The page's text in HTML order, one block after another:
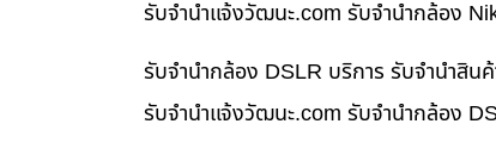
รับจํานําแจ้งวัฒนะ.com รับจำนำกล้อง
รับจำนำกล้อง DSLR บริการ รับจำนำสิน
รับจํานําแจ้งวัฒนะ.com รับจำนำกล้อง